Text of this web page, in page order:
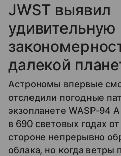
JWST выявил
далекой
Астрономы впервые
отследили погодные
экзопланете WASP-94
в 690 световых годах
стороне непрерывно
облака, но когда ветры